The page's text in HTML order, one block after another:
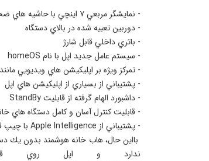
- پشتيباني از Apple Intelligence با چيپ قدرتمند A۱۸
بااين حال، هاب خانه هوشمند بدون يك
ندارد و اپل روي